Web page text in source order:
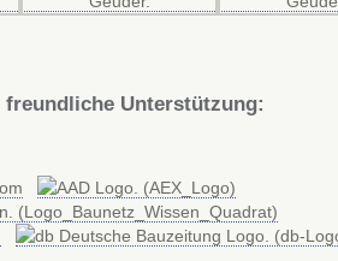
Unterstützung: